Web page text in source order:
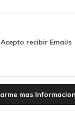
Acepto recibir Emails